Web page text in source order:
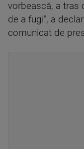
vorbească, a tras
de a fugi", a
comunicat de